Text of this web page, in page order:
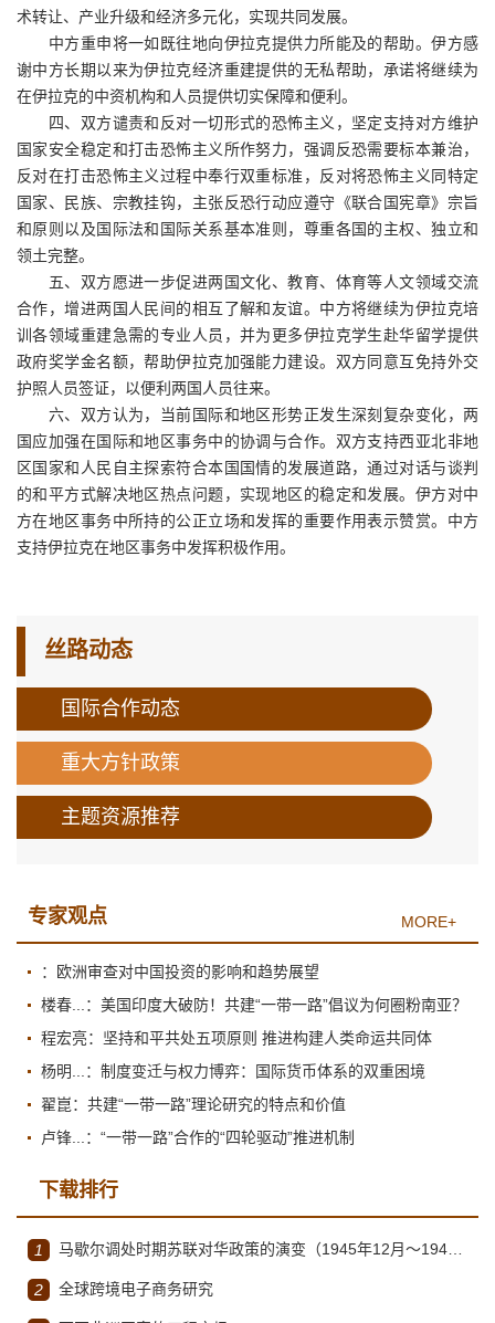
术转让、产业升级和经济多元化，实现共同发展。
中方重申将一如既往地向伊拉克提供力所能及的帮助。伊方感
谢中方长期以来为伊拉克经济重建提供的无私帮助，承诺将继续为
在伊拉克的中资机构和人员提供切实保障和便利。
四、双方谴责和反对一切形式的恐怖主义，坚定支持对方维护
国家安全稳定和打击恐怖主义所作努力，强调反恐需要标本兼治，
反对在打击恐怖主义过程中奉行双重标准，反对将恐怖主义同特定
国家、民族、宗教挂钩，主张反恐行动应遵守《联合国宪章》宗旨
和原则以及国际法和国际关系基本准则，尊重各国的主权、独立和
领土完整。
五、双方愿进一步促进两国文化、教育、体育等人文领域交流
合作，增进两国人民间的相互了解和友谊。中方将继续为伊拉克培
训各领域重建急需的专业人员，并为更多伊拉克学生赴华留学提供
政府奖学金名额，帮助伊拉克加强能力建设。双方同意互免持外交
护照人员签证，以便利两国人员往来。
六、双方认为，当前国际和地区形势正发生深刻复杂变化，两
国应加强在国际和地区事务中的协调与合作。双方支持西亚北非地
区国家和人民自主探索符合本国国情的发展道路，通过对话与谈判
的和平方式解决地区热点问题，实现地区的稳定和发展。伊方对中
方在地区事务中所持的公正立场和发挥的重要作用表示赞赏。中方
支持伊拉克在地区事务中发挥积极作用。
丝路动态
国际合作动态
重大方针政策
主题资源推荐
专家观点 MORE+
：欧洲审查对中国投资的影响和趋势展望
楼春...：美国印度大破防！共建“一带一路”倡议为何圈粉南亚？
程宏亮：坚持和平共处五项原则 推进构建人类命运共同体
杨明...：制度变迁与权力博弈：国际货币体系的双重困境
翟崑：共建“一带一路”理论研究的特点和价值
卢锋...：“一带一路”合作的“四轮驱动”推进机制
下载排行
1 马歇尔调处时期苏联对华政策的演变（1945年12月～1947年1月）
2 全球跨境电子商务研究